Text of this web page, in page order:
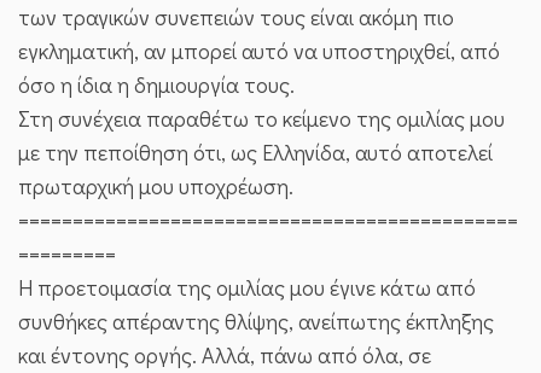
των τραγικών συνεπειών τους είναι ακόμη πιο
εγκληματική, αν μπορεί αυτό να υποστηριχθεί, από
όσο η ίδια η δημιουργία τους.
Στη συνέχεια παραθέτω το κείμενο της ομιλίας μου
με την πεποίθηση ότι, ως Ελληνίδα, αυτό αποτελεί
πρωταρχική μου υποχρέωση.
==============================================
=========
Η προετοιμασία της ομιλίας μου έγινε κάτω από
συνθήκες απέραντης θλίψης, ανείπωτης έκπληξης
και έντονης οργής. Αλλά, πάνω από όλα, σε